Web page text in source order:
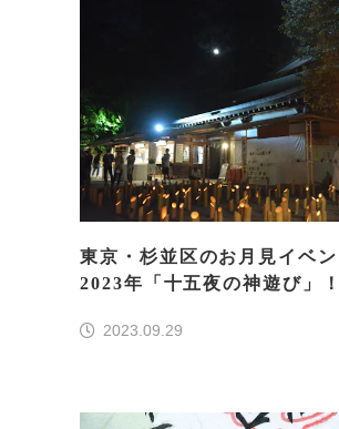
東京・杉並区のお月見イベ
2023年「十五夜の神遊び」
2023.09.29